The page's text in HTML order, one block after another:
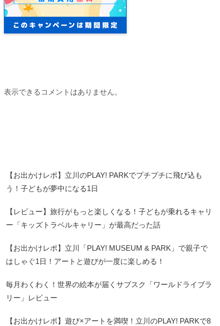
表示できるコメントはありません。
【お出かけレポ】立川のPLAY! PARKでプチプチに飛び込も
う！子どもが夢中になる1日
【レビュー】旅行がもっと楽しくなる！子どもが乗れるキャリ
ー「キッズトラベルキャリー」が最高だった話
【お出かけレポ】立川「PLAY! MUSEUM & PARK」で親子で
はしゃぐ1日！アートと遊びが一度に楽しめる！
毎月わくわく！世界の絵本が届くサブスク「ワールドライブラ
リー」レビュー
【お出かけレポ】遊び×アートを満喫！立川のPLAY! PARKで8